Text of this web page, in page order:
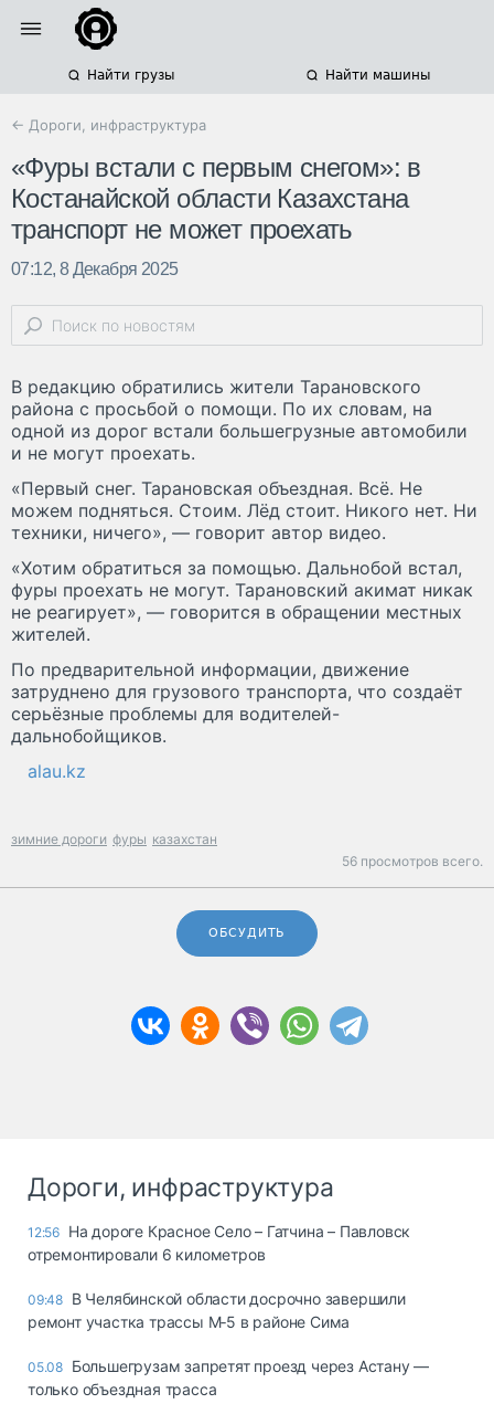
Найти грузы Найти машины
← Дороги, инфраструктура
«Фуры встали с первым снегом»: в
Костанайской области Казахстана
транспорт не может проехать
07:12, 8 Декабря 2025
В редакцию обратились жители Тарановского
района с просьбой о помощи. По их словам, на
одной из дорог встали большегрузные автомобили
и не могут проехать.
«Первый снег. Тарановская объездная. Всё. Не
можем подняться. Стоим. Лёд стоит. Никого нет. Ни
техники, ничего», — говорит автор видео.
«Хотим обратиться за помощью. Дальнобой встал,
фуры проехать не могут. Тарановский акимат никак
не реагирует», — говорится в обращении местных
жителей.
По предварительной информации, движение
затруднено для грузового транспорта, что создаёт
серьёзные проблемы для водителей-
дальнобойщиков.
alau.kz
зимние дороги фуры казахстан
56 просмотров всего.
ОБСУДИТЬ
Дороги, инфраструктура
12:56 На дороге Красное Село – Гатчина – Павловск
отремонтировали 6 километров
09:48 В Челябинской области досрочно завершили
ремонт участка трассы М‑5 в районе Сима
05.08 Большегрузам запретят проезд через Астану —
только объездная трасса